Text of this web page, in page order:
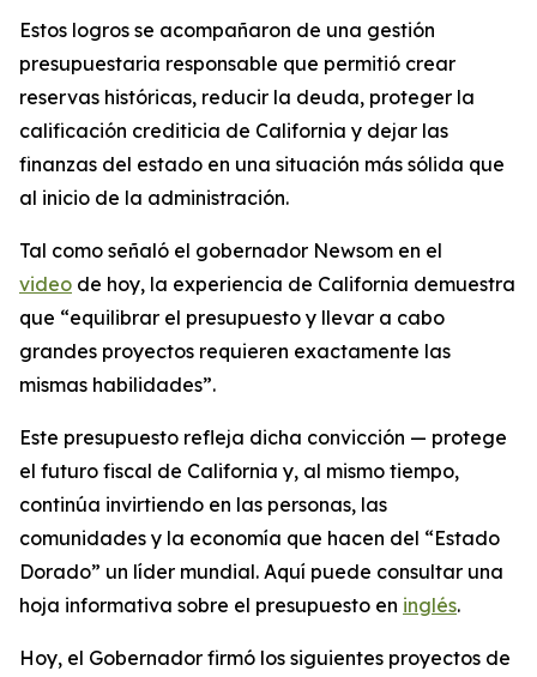
Estos logros se acompañaron de una gestión
presupuestaria responsable que permitió crear
reservas históricas, reducir la deuda, proteger la
calificación crediticia de California y dejar las
finanzas del estado en una situación más sólida que
al inicio de la administración.
Tal como señaló el gobernador Newsom en el
video de hoy, la experiencia de California demuestra
que “equilibrar el presupuesto y llevar a cabo
grandes proyectos requieren exactamente las
mismas habilidades”.
Este presupuesto refleja dicha convicción — protege
el futuro fiscal de California y, al mismo tiempo,
continúa invirtiendo en las personas, las
comunidades y la economía que hacen del “Estado
Dorado” un líder mundial. Aquí puede consultar una
hoja informativa sobre el presupuesto en inglés.
Hoy, el Gobernador firmó los siguientes proyectos de